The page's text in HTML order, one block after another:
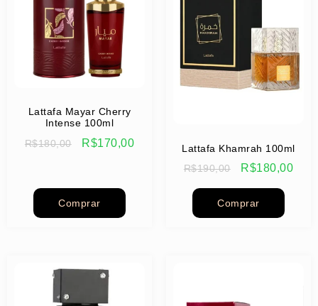
Lattafa Mayar Cherry
Intense 100ml
R$180,00 R$170,00
Comprar
Lattafa Khamrah 100ml
R$190,00 R$180,00
Comprar